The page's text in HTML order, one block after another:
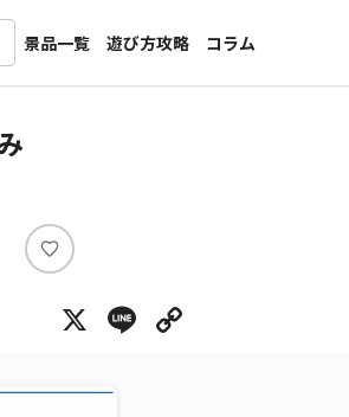
景品一覧
新着景品
遊び方攻略
コラム
インタビュー
い
ね
X Line